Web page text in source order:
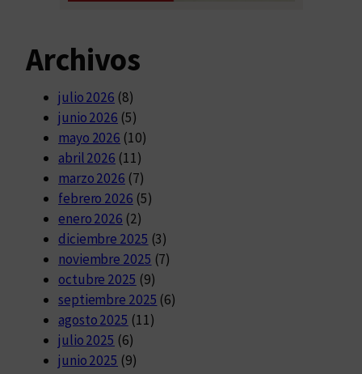
Archivos
julio 2026 (8)
junio 2026 (5)
mayo 2026 (10)
abril 2026 (11)
marzo 2026 (7)
febrero 2026 (5)
enero 2026 (2)
diciembre 2025 (3)
noviembre 2025 (7)
octubre 2025 (9)
septiembre 2025 (6)
agosto 2025 (11)
julio 2025 (6)
junio 2025 (9)